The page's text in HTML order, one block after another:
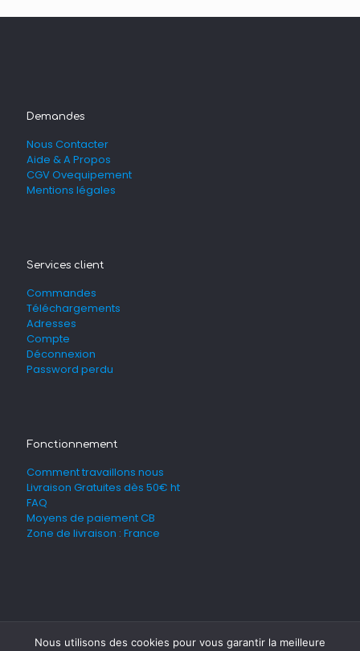
Demandes
Nous Contacter
Aide & A Propos
CGV Ovequipement
Mentions légales
Services client
Commandes
Téléchargements
Adresses
Compte
Déconnexion
Password perdu
Fonctionnement
Comment travaillons nous
Livraison Gratuites dès 50€ ht
FAQ
Moyens de paiement CB
Zone de livraison : France
Nous utilisons des cookies pour vous garantir la meilleure